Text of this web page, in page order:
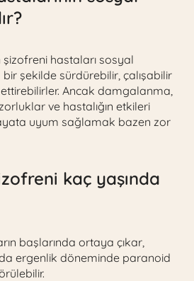
hastaları sosyal
bir şekilde sürdürebilir, çalışabilir
Ancak damgalanma,
ve hastalığın etkileri
uyum sağlamak bazen zor
kaç yaşında
başlarında ortaya çıkar,
ergenlik döneminde paranoid